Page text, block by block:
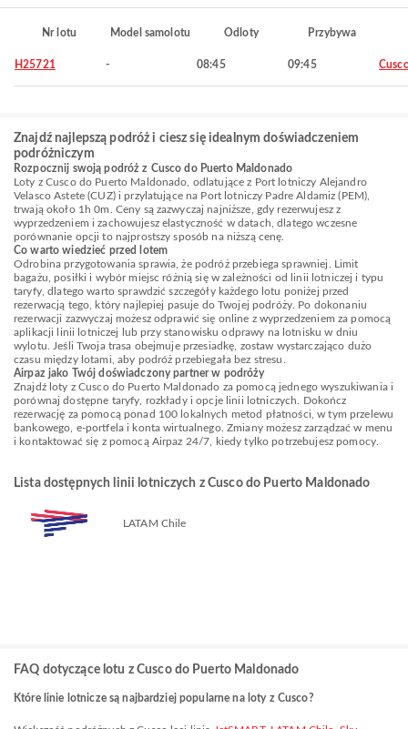
Nr lotu Model samolotu Odloty Przybywa
H25721 - 08:45 09:45
Znajdź najlepszą podróż i ciesz się idealnym doświadczeniem
podróżniczym
Rozpocznij swoją podróż z Cusco do Puerto Maldonado
Loty z Cusco do Puerto Maldonado, odlatujące z Port lotniczy Alejandro
Velasco Astete (CUZ) i przylatujące na Port lotniczy Padre Aldamiz (PEM),
trwają około 1h 0m. Ceny są zazwyczaj najniższe, gdy rezerwujesz z
wyprzedzeniem i zachowujesz elastyczność w datach, dlatego wczesne
porównanie opcji to najprostszy sposób na niższą cenę.
Co warto wiedzieć przed lotem
Odrobina przygotowania sprawia, że podróż przebiega sprawniej. Limit
bagażu, posiłki i wybór miejsc różnią się w zależności od linii lotniczej i typu
taryfy, dlatego warto sprawdzić szczegóły każdego lotu poniżej przed
rezerwacją tego, który najlepiej pasuje do Twojej podróży. Po dokonaniu
rezerwacji zazwyczaj możesz odprawić się online z wyprzedzeniem za pomocą
aplikacji linii lotniczej lub przy stanowisku odprawy na lotnisku w dniu
wylotu. Jeśli Twoja trasa obejmuje przesiadkę, zostaw wystarczająco dużo
czasu między lotami, aby podróż przebiegała bez stresu.
Airpaz jako Twój doświadczony partner w podróży
Znajdź loty z Cusco do Puerto Maldonado za pomocą jednego wyszukiwania i
porównaj dostępne taryfy, rozkłady i opcje linii lotniczych. Dokończ
rezerwację za pomocą ponad 100 lokalnych metod płatności, w tym przelewu
bankowego, e-portfela i konta wirtualnego. Zmiany możesz zarządzać w menu
i kontaktować się z pomocą Airpaz 24/7, kiedy tylko potrzebujesz pomocy.
Lista dostępnych linii lotniczych z Cusco do Puerto Maldonado
LATAM Chile
FAQ dotyczące lotu z Cusco do Puerto Maldonado
Które linie lotnicze są najbardziej popularne na loty z Cusco?